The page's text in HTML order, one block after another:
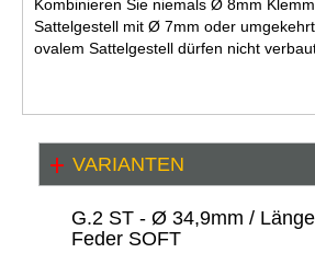
Kombinieren Sie niemals Ø 8mm
Sattelgestell mit Ø 7mm oder
ovalem Sattelgestell dürfen nicht
VARIANTEN
G.2 ST - Ø 34,9mm /
Feder SOFT